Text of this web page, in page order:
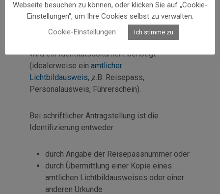
Angabenbzw.Beilagen
Für persönliche (mündliche) Wahlkartenanträge
wird ein Identitätsdokument benötigt
(idealerweise ein amtlicher
Lichtbildausweis, z.B. Reisepass,
Personalausweis, Führerschein).
Bei schriftlicher Antragstellung ist die
Identifizierung entweder
durch Angabe der Reisepassnummer oder
durch Übermittlung einer Kopie eines
amtlichen Lichtbildausweises oder einer
anderen Urkunde
Webseite besuchen zu können, oder klicken Sie auf „Cookie-
Einstellungen“, um Ihre Cookies selbst zu verwalten.
Cookie-Einstellungen
Ich stimme zu